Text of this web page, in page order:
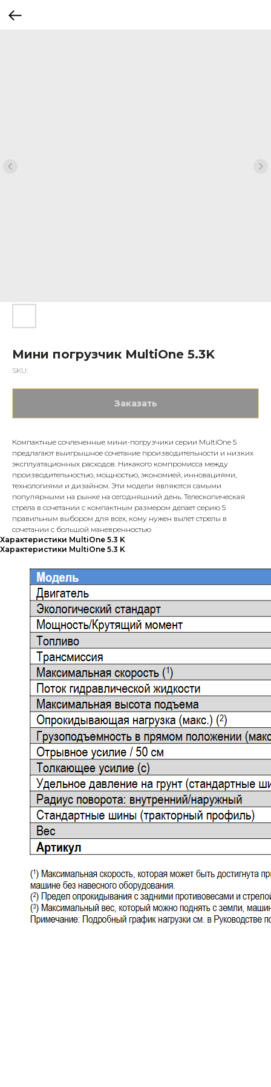
Мини погрузчик MultiOne 5.3K
SKU:
Заказать
Компактные сочлененные мини-погрузчики серии MultiOne 5
предлагают выигрышное сочетание производительности и низких
эксплуатационных расходов. Никакого компромисса между
производительностью, мощностью, экономией, инновациями,
технологиями и дизайном. Эти модели являются самыми
популярными на рынке на сегодняшний день. Телескопическая
стрела в сочетании с компактным размером делает серию 5
правильным выбором для всех, кому нужен вылет стрелы в
сочетании с большой маневренностью
Характеристики MultiOne 5.3 K
Характеристики MultiOne 5.3 K